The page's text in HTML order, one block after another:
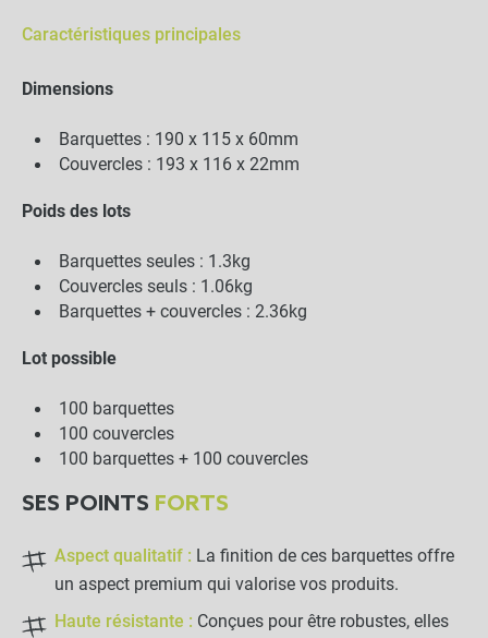
Caractéristiques principales
Dimensions
Barquettes : 190 x 115 x 60mm
Couvercles : 193 x 116 x 22mm
Poids des lots
Barquettes seules : 1.3kg
Couvercles seuls : 1.06kg
Barquettes + couvercles : 2.36kg
Lot possible
100 barquettes
100 couvercles
100 barquettes + 100 couvercles
SES POINTS FORTS
Aspect qualitatif : La finition de ces barquettes offre
un aspect premium qui valorise vos produits.
Haute résistante : Conçues pour être robustes, elles